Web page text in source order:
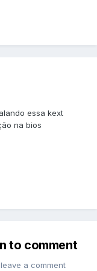
essa kext
na bios
to comment
a comment